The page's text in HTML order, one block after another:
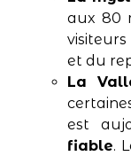
aux 80
et du
La
est
fiable.